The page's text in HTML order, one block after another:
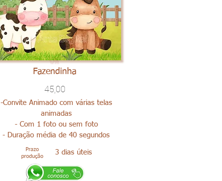
Fazendinha
45,00
-Convite Animado com várias telas
animadas
- Com 1 foto ou sem foto
- Duração média de 40 segundos
Prazo
produção
3 dias úteis